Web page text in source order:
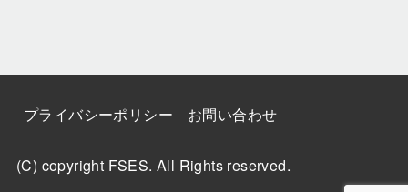
プライバシーポリシー お問い合わせ
(C) copyright FSES. All Rights reserved.